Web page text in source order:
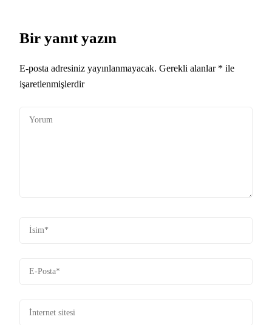
Bir yanıt yazın
E-posta adresiniz yayınlanmayacak. Gerekli alanlar * ile
işaretlenmişlerdir